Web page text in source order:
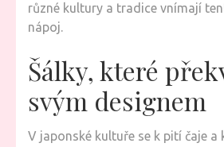
různé kultury a tradice vnímají
nápoj.
Šálky, které
svým designem
V japonské kultuře se k pití čaje a